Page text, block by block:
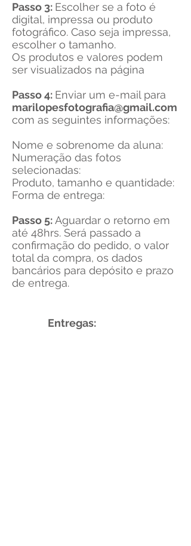
Passo 3: Escolher se a foto é
digital, impressa ou produto
fotográfico. Caso seja impressa,
escolher o tamanho.
Os produtos e valores podem
ser visualizados na página
Passo 4: Enviar um e-mail para
marilopesfotografia@gmail.com
com as seguintes informações:
Nome e sobrenome da aluna:
Numeração das fotos
selecionadas:
Produto, tamanho e quantidade:
Forma de entrega:
Passo 5:Aguardar o retorno em
até 48hrs. Será passado a
confirmação do pedido, o valor
total da compra, os dados
bancários para depósito e prazo
de entrega.
Entregas: